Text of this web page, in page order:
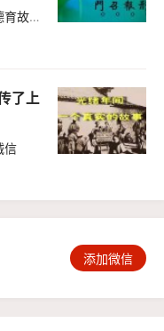
育故
了上
信
添加微信